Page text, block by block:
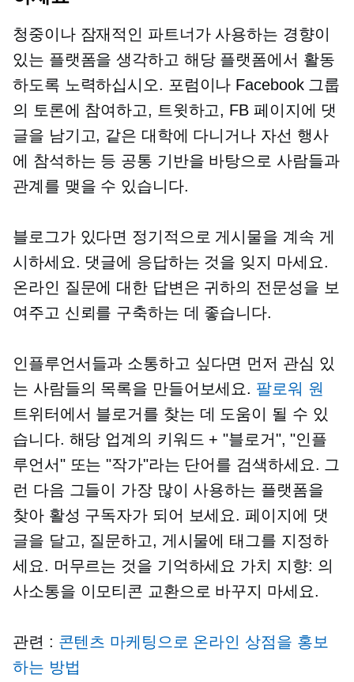
청중이나 잠재적인 파트너가 사용하는 경향이
있는 플랫폼을 생각하고 해당 플랫폼에서 활동
하도록 노력하십시오. 포럼이나 Facebook 그룹
의 토론에 참여하고, 트윗하고, FB 페이지에 댓
글을 남기고, 같은 대학에 다니거나 자선 행사
에 참석하는 등 공통 기반을 바탕으로 사람들과
관계를 맺을 수 있습니다.
블로그가 있다면 정기적으로 게시물을 계속 게
시하세요. 댓글에 응답하는 것을 잊지 마세요.
온라인 질문에 대한 답변은 귀하의 전문성을 보
여주고 신뢰를 구축하는 데 좋습니다.
인플루언서들과 소통하고 싶다면 먼저 관심 있
는 사람들의 목록을 만들어보세요. 팔로워 원
트위터에서 블로거를 찾는 데 도움이 될 수 있
습니다. 해당 업계의 키워드 + "블로거", "인플
루언서" 또는 "작가"라는 단어를 검색하세요. 그
런 다음 그들이 가장 많이 사용하는 플랫폼을
찾아 활성 구독자가 되어 보세요. 페이지에 댓
글을 달고, 질문하고, 게시물에 태그를 지정하
세요. 머무르는 것을 기억하세요 가치 지향: 의
사소통을 이모티콘 교환으로 바꾸지 마세요.
관련 : 콘텐츠 마케팅으로 온라인 상점을 홍보
하는 방법